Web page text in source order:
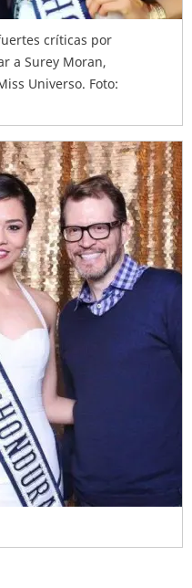
críticas por
a Surey Moran,
Universo. Foto: